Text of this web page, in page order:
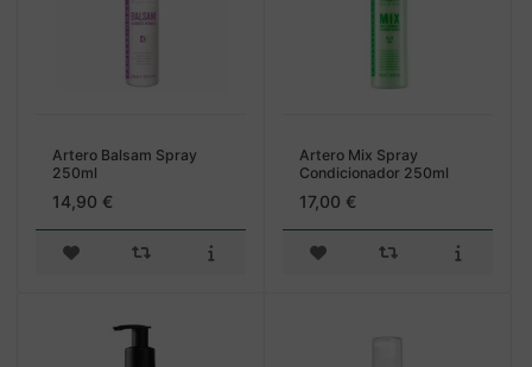
Artero Balsam Spray
250ml
14,90 €
Artero Mix Spray
Condicionador 250ml
17,00 €